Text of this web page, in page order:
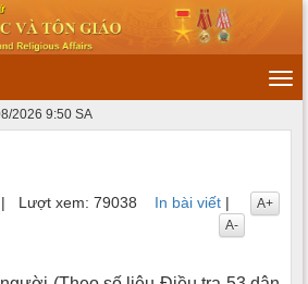
2026 9:50 SA
| Lượt xem: 79038 In bài viết |
A+
A-